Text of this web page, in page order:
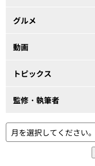
グルメ
動画
トピックス
監修・執筆者